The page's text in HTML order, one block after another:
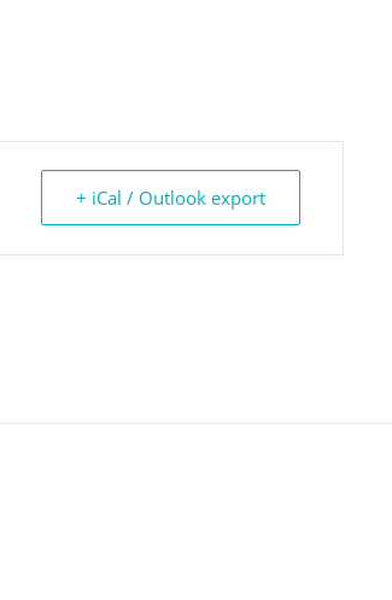
+ iCal / Outlook export